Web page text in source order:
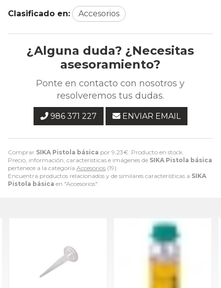
Comprar SIKA Pistola básica por 9,23€. Producto en stock.
Precio, información, características e imágenes de SIKA Pistola básica
pertenece a la categoría Accesorios (19).
Encuentra productos relacionados y de similares características a SIKA
Pistola básica en "Accesorios".
Clasificado en: Accesorios
¿Alguna duda? ¿Necesitas
asesoramiento?
Ponte en contacto con nosotros y
resolveremos tus dudas.
986 371 227 ENVIAR EMAIL